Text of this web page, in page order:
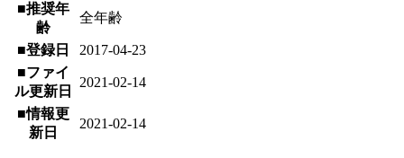
■推奨年
齢
全年齢
■登録日
2017-04-23
■ファイ
ル更新日
2021-02-14
■情報更
新日
2021-02-14